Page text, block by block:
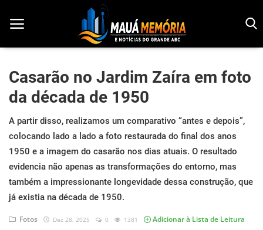
Início
Dorama
Notícias
Pop!
História
Geek
Casarão no Jardim Zaíra em foto
da década de 1950
A partir disso, realizamos um comparativo “antes e depois”,
colocando lado a lado a foto restaurada do final dos anos
1950 e a imagem do casarão nos dias atuais. O resultado
evidencia não apenas as transformações do entorno, mas
também a impressionante longevidade dessa construção, que
já existia na década de 1950.
Fotos Dez 28, 2025 0 1381 Adicionar à Lista de Leitura